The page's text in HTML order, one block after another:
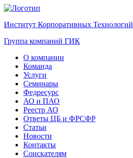
Институт Корпоративных Технологий
Группа компаний ГИК
О компании
Команда
Услуги
Семинары
Федресурс
АО и ПАО
Реестр АО
Ответы ЦБ и ФРСФР
Статьи
Новости
Контакты
Соискателям